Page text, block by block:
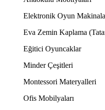
Elektronik Oyun
Eva Zemin Kaplama
Eğitici Oyuncaklar
Minder Çeşitleri
Montessori Materyalleri
Ofis Mobilyaları